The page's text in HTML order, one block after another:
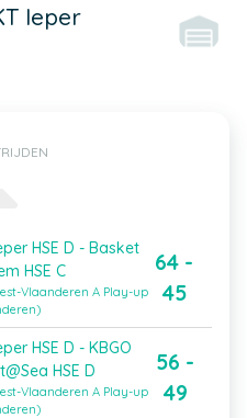
Ieper
HSE D - Basket
HSE C
Vlaanderen A Play-up
64 -
45
HSE D - KBGO
HSE D
Vlaanderen A Play-up
56 -
49